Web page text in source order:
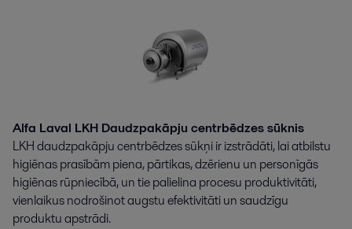
Alfa Laval LKH Daudzpakāpju centrbēdzes sūknis
LKH daudzpakāpju centrbēdzes sūkņi ir izstrādāti, lai atbilstu
higiēnas prasībām piena, pārtikas, dzērienu un personīgās
higiēnas rūpniecībā, un tie palielina procesu produktivitāti,
vienlaikus nodrošinot augstu efektivitāti un saudzīgu
produktu apstrādi.